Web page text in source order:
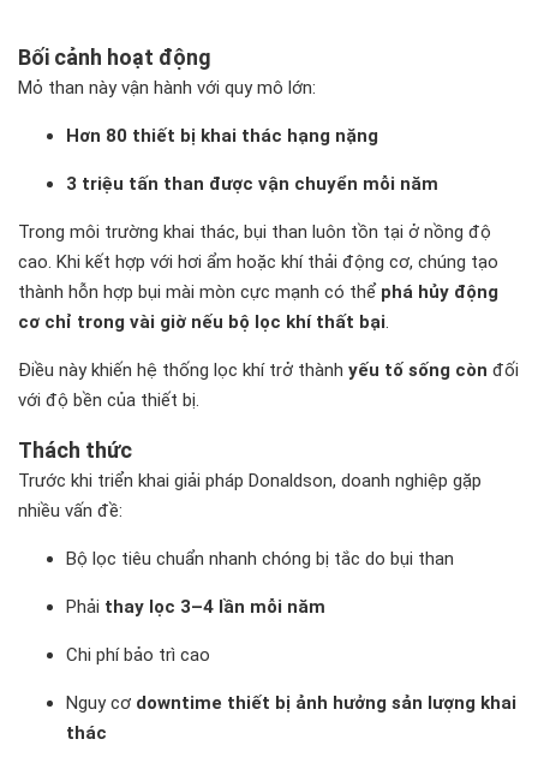
Bối cảnh hoạt động
Mỏ than này vận hành với quy mô lớn:
Hơn 80 thiết bị khai thác hạng nặng
3 triệu tấn than được vận chuyển mỗi năm
Trong môi trường khai thác, bụi than luôn tồn tại ở nồng độ
cao. Khi kết hợp với hơi ẩm hoặc khí thải động cơ, chúng tạo
thành hỗn hợp bụi mài mòn cực mạnh có thể phá hủy động
cơ chỉ trong vài giờ nếu bộ lọc khí thất bại.
Điều này khiến hệ thống lọc khí trở thành yếu tố sống còn đối
với độ bền của thiết bị.
Thách thức
Trước khi triển khai giải pháp Donaldson, doanh nghiệp gặp
nhiều vấn đề:
Bộ lọc tiêu chuẩn nhanh chóng bị tắc do bụi than
Phải thay lọc 3–4 lần mỗi năm
Chi phí bảo trì cao
Nguy cơ downtime thiết bị ảnh hưởng sản lượng khai
thác